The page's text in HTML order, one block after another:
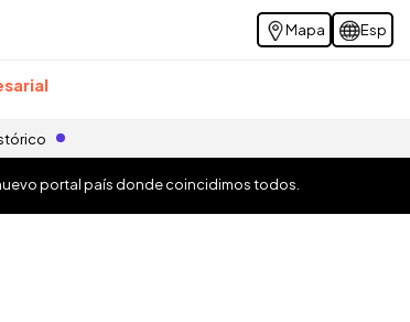
Mapa Esp
nuevo portal país donde coincidimos todos.